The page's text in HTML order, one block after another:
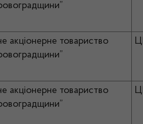
акціонерне товариство
акціонерне товариство